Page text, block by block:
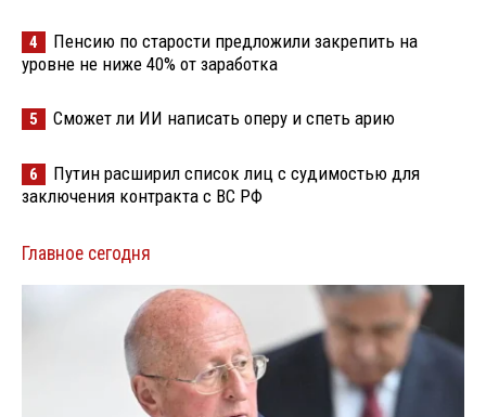
4
Пенсию по старости предложили закрепить на
уровне не ниже 40% от заработка
5 Сможет ли ИИ написать оперу и спеть арию
6
Путин расширил список лиц с судимостью для
заключения контракта с ВС РФ
Главное сегодня